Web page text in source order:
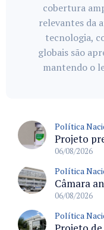
cobertura
relevantes da
tecnologia,
globais são
mantendo o
Política
06/08/2026
Política
06/08/2026
Política